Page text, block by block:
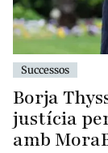
Successos
Borja
justícia
amb